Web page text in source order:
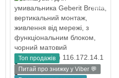
Топ продажів
Питай про знижку у Viber 💬